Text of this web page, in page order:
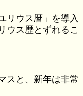
リウス暦」を導入
ウス歴とずれるこ
スと、新年は非常